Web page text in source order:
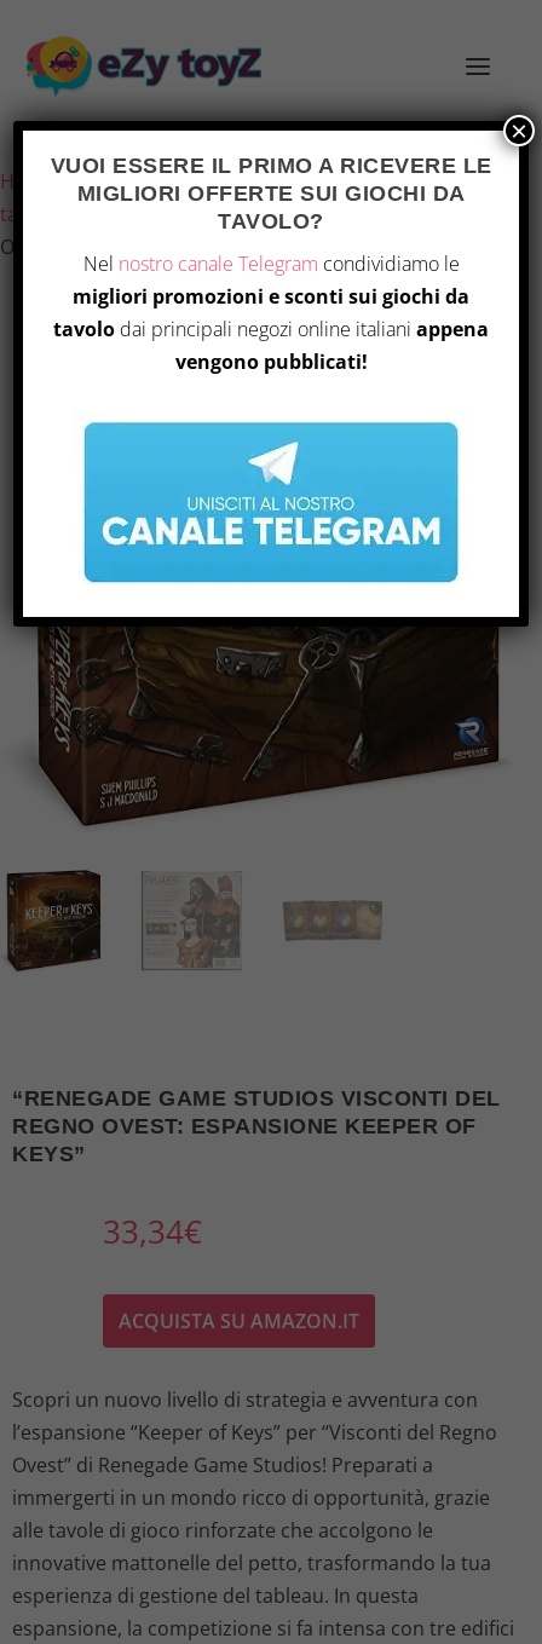
Home /Giochi e giocattoli/Giochi di società/Giochi da
tavolo
/ “Renegade Game Studios Visconti del Regno
Ovest: Espansione Keeper of Keys”
“RENEGADE GAME STUDIOS VISCONTI DEL
REGNO OVEST: ESPANSIONE KEEPER OF
KEYS”
33,34€
ACQUISTA SU AMAZON.IT
Scopri un nuovo livello di strategia e avventura con
l’espansione “Keeper of Keys” per “Visconti del Regno
Ovest” di Renegade Game Studios! Preparati a
immergerti in un mondo ricco di opportunità, grazie
alle tavole di gioco rinforzate che accolgono le
innovative mattonelle del petto, trasformando la tua
esperienza di gestione del tableau. In questa
espansione, la competizione si fa intensa con tre edifici
VUOI ESSERE IL PRIMO A RICEVERE LE
MIGLIORI OFFERTE SUI GIOCHI DA
TAVOLO?
Nel nostro canale Telegram condividiamo le
migliori promozioni e sconti sui giochi da
tavolo dai principali negozi online italiani appena
vengono pubblicati!
×